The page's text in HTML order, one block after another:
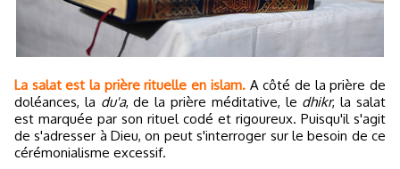
La salat est la prière rituelle en islam.A côté de la prière de
doléances, la du'a, de la prière méditative, le dhikr, la salat
est marquée par son rituel codé et rigoureux. Puisqu'il s'agit
de s'adresser à Dieu, on peut s'interroger sur le besoin de ce
cérémonialisme excessif.